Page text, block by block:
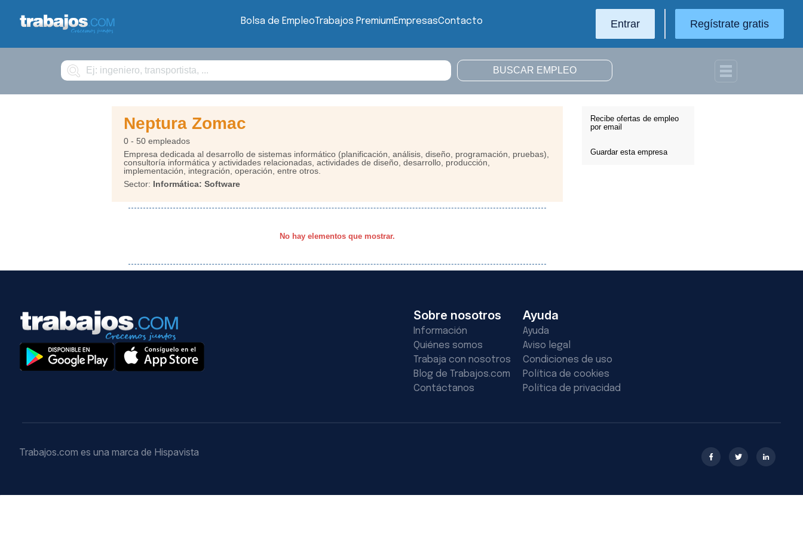
Bolsa de EmpleoTrabajos PremiumEmpresasContacto Entrar Regístrate gratis
Buscar
Recibe ofertas de empleo
por email
Guardar esta empresa
Neptura Zomac
0 - 50 empleados
Empresa dedicada al desarrollo de sistemas informático (planificación, análisis, diseño, programación, pruebas),
consultoría informática y actividades relacionadas, actividades de diseño, desarrollo, producción,
implementación, integración, operación, entre otros.
Sector: Informática: Software
No hay elementos que mostrar.
Sobre nosotros
Información
Quiénes somos
Trabaja con nosotros
Blog de Trabajos.com
Contáctanos
Ayuda
Ayuda
Aviso legal
Condiciones de uso
Política de cookies
Política de privacidad
Trabajos.com es una marca de Hispavista